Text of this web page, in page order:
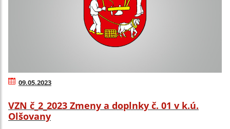
09.05.2023
VZN č_2_2023 Zmeny a doplnky č. 01 v k.ú.
Olšovany